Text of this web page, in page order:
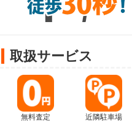
取扱サービス
無料査定 近隣駐車場